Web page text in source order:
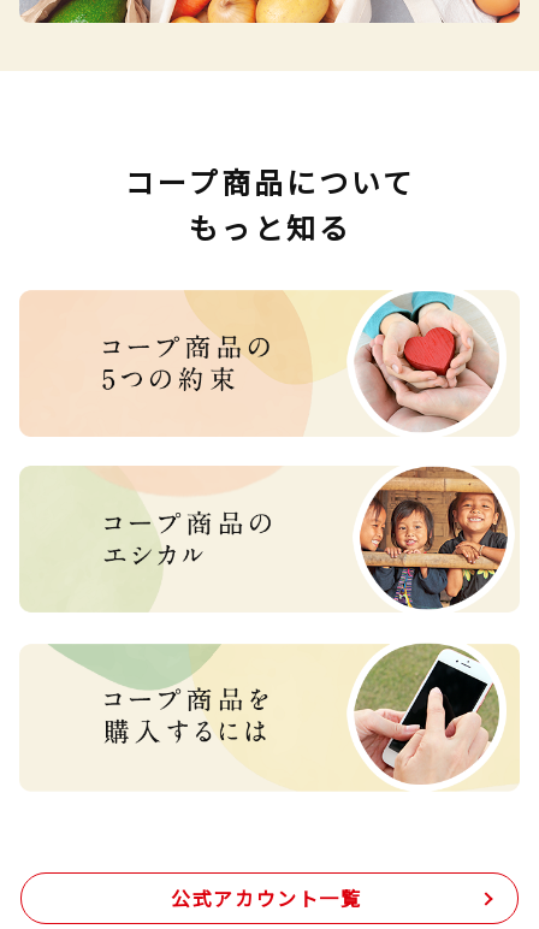
コープ商品について
もっと知る
公式アカウント一覧